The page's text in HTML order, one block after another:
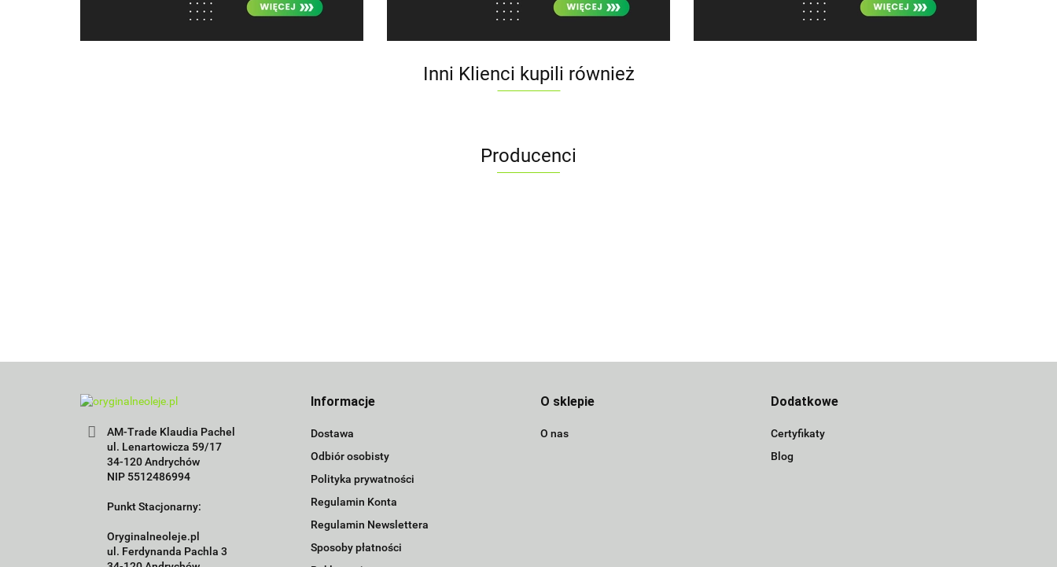
Inni Klienci kupili również
Producenci
AM-Trade Klaudia Pachel
ul. Lenartowicza 59/17
34-120 Andrychów
NIP 5512486994
Punkt Stacjonarny:
Oryginalneoleje.pl
ul. Ferdynanda Pachla 3
Informacje
Dostawa
Odbiór osobisty
Polityka prywatności
Regulamin Konta
Regulamin Newslettera
Sposoby płatności
O sklepie
O nas
Dodatkowe
Certyfikaty
Blog